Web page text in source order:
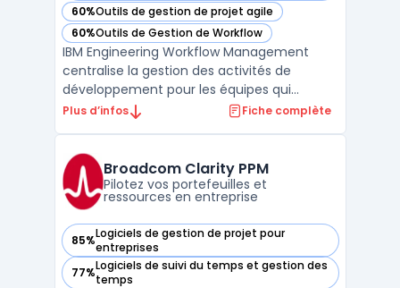
60%Outils de gestion de projet agile
— voir IBM Engineering Workflow Management dans cette
60%Outils de Gestion de Workflow
— voir IBM Engineering Workflow Management dans cette
IBM Engineering Workflow Management
centralise la gestion des activités de
développement pour les équipes qui
organisent les livrables, suivent les
cycle de vie logiciel à grande échelle où la
coordination entre man ...
Plus d’infos Fiche complète
Broadcom Clarity PPM
Pilotez vos portefeuilles et
ressources en entreprise
85%Logiciels de gestion de projet pour
entreprises
— voir Broadcom Clarity PPM dans cette catégorie
77%Logiciels de suivi du temps et gestion des
temps
— voir Broadcom Clarity PPM dans cette catégorie